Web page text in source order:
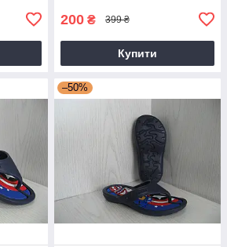
200 ₴ 399 ₴
Купити
–50%